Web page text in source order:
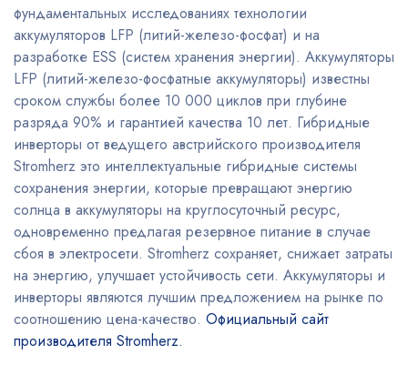
фундаментальных исследованиях технологии
аккумуляторов LFP (литий-железо-фосфат) и на
разработке ESS (систем хранения энергии). Аккумуляторы
LFP (литий-железо-фосфатные аккумуляторы) известны
сроком службы более 10 000 циклов при глубине
разряда 90% и гарантией качества 10 лет. Гибридные
инверторы от ведущего австрийского производителя
Stromherz это интеллектуальные гибридные системы
сохранения энергии, которые превращают энергию
солнца в аккумуляторы на круглосуточный ресурс,
одновременно предлагая резервное питание в случае
сбоя в электросети. Stromherz сохраняет, снижает затраты
на энергию, улучшает устойчивость сети. Аккумуляторы и
инверторы являются лучшим предложением на рынке по
соотношению цена-качество. Официальный сайт
производителя Stromherz.